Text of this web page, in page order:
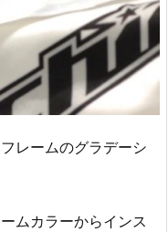
レームのグラデーシ
ムカラーからインス